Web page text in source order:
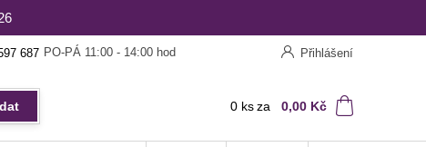
Přihlášení
687 PO-PÁ 11:00 - 14:00 hod
0 ksza 0,00 Kč